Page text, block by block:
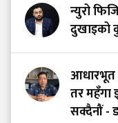
न्युरो
दुखाइको
आधारभूत
तर महँगा
सक्दैनौं -